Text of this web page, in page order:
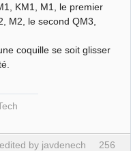
KM1, M1, le premier
M2, le second QM3,
coquille se soit glisser
256
by javdenech